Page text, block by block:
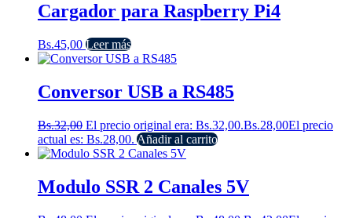
Cargador para Raspberry Pi4
Bs.45,00 Leer más
Conversor USB a RS485
Bs.32,00 El precio original era: Bs.32,00.Bs.28,00El precio
actual es: Bs.28,00. Añadir al carrito
Modulo SSR 2 Canales 5V